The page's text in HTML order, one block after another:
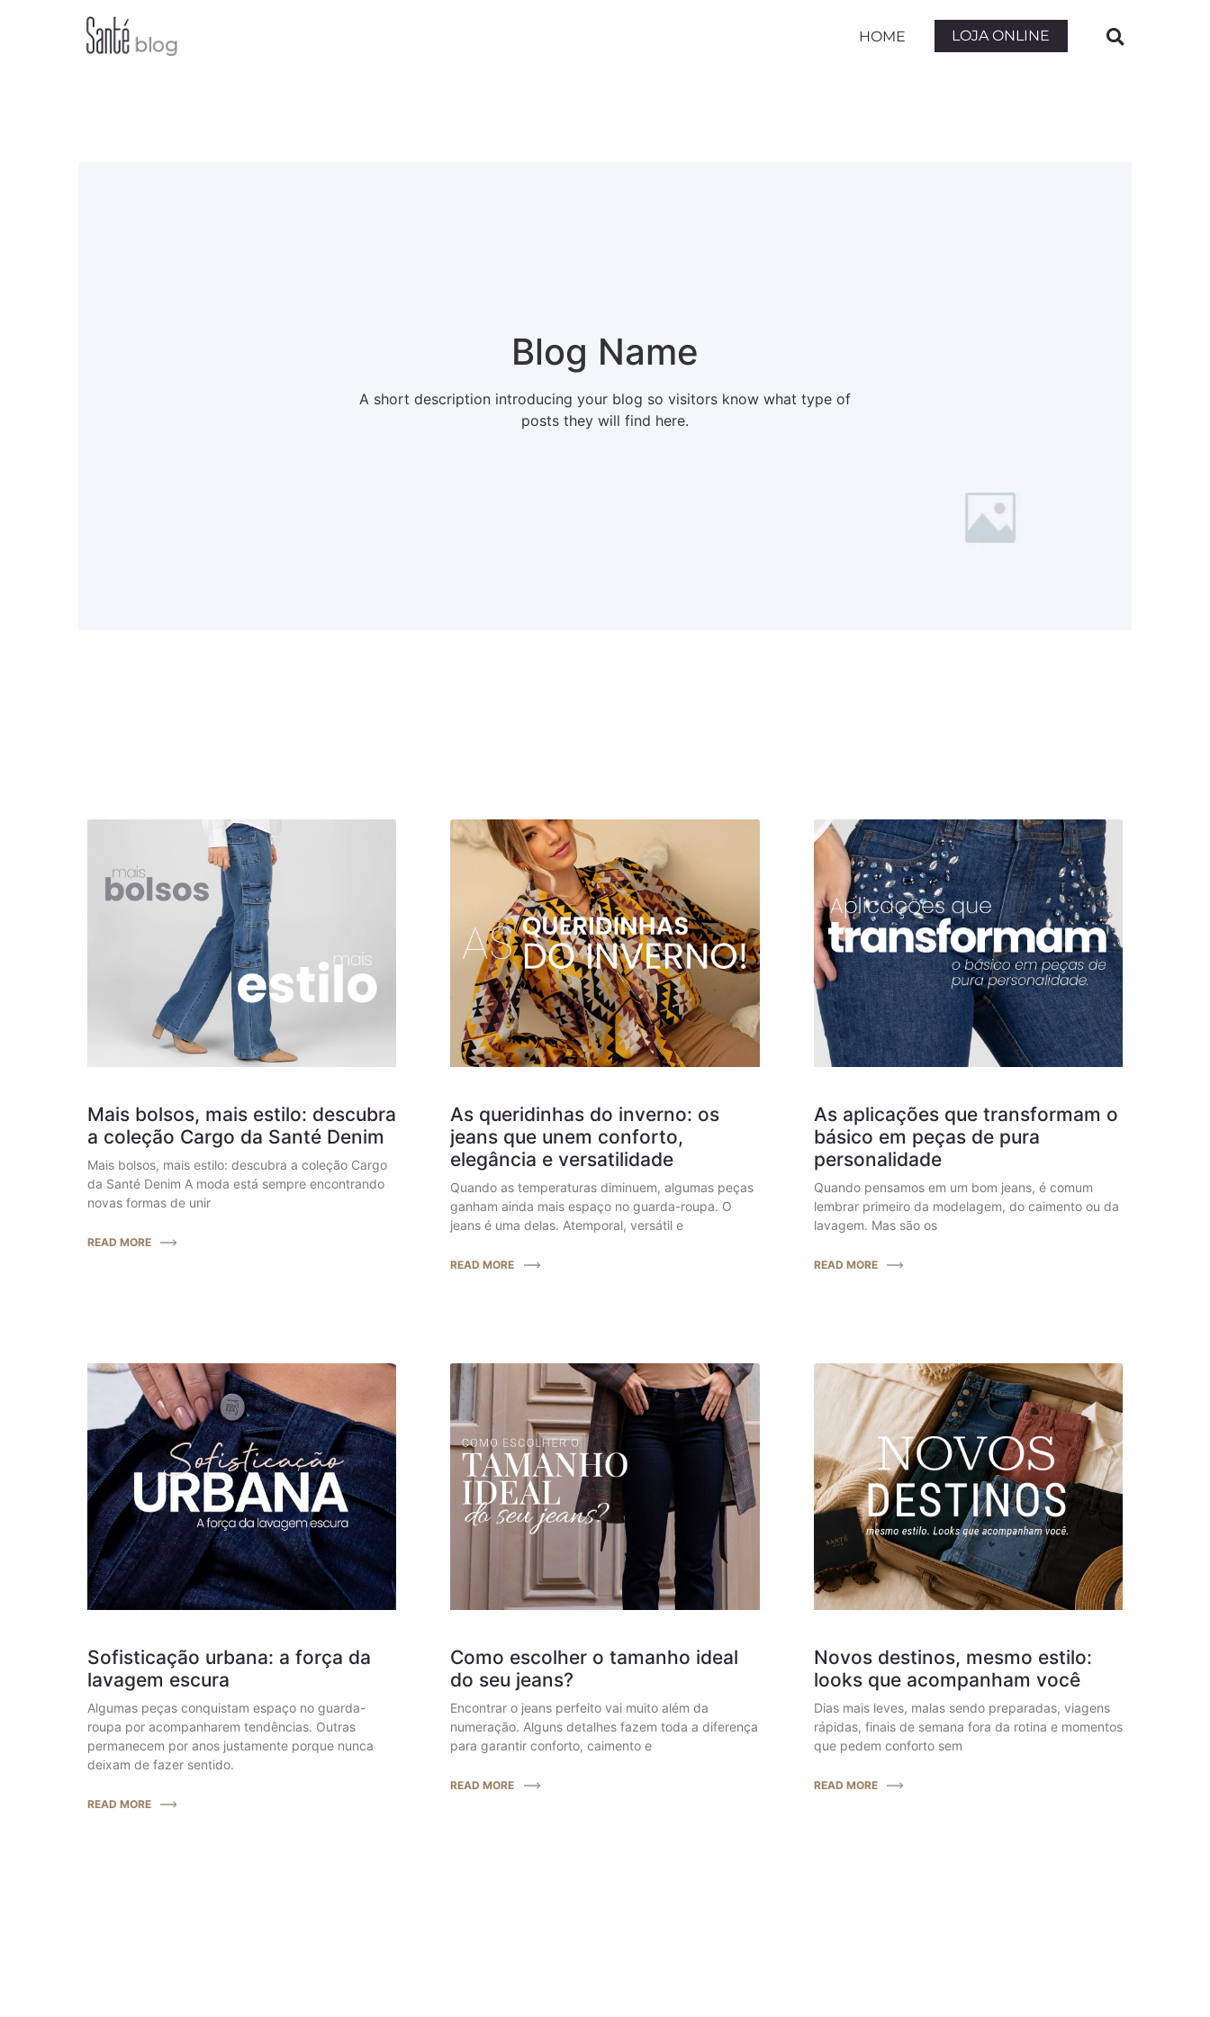
HOME LOJA ONLINE
Blog Name
A short description introducing your blog so visitors know what type of
posts they will find here.
Mais bolsos, mais estilo: descubra
a coleção Cargo da Santé Denim
Mais bolsos, mais estilo: descubra a coleção Cargo
da Santé Denim A moda está sempre encontrando
novas formas de unir
READ MORE
As queridinhas do inverno: os
jeans que unem conforto,
elegância e versatilidade
Quando as temperaturas diminuem, algumas peças
ganham ainda mais espaço no guarda-roupa. O
jeans é uma delas. Atemporal, versátil e
READ MORE
As aplicações que transformam o
básico em peças de pura
personalidade
Quando pensamos em um bom jeans, é comum
lembrar primeiro da modelagem, do caimento ou da
lavagem. Mas são os
READ MORE
Sofisticação urbana: a força da
lavagem escura
Algumas peças conquistam espaço no guarda-
roupa por acompanharem tendências. Outras
permanecem por anos justamente porque nunca
deixam de fazer sentido.
READ MORE
Como escolher o tamanho ideal
do seu jeans?
Encontrar o jeans perfeito vai muito além da
numeração. Alguns detalhes fazem toda a diferença
para garantir conforto, caimento e
READ MORE
Novos destinos, mesmo estilo:
looks que acompanham você
Dias mais leves, malas sendo preparadas, viagens
rápidas, finais de semana fora da rotina e momentos
que pedem conforto sem
READ MORE